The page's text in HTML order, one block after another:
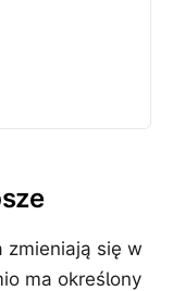
zmieniają się w
ma określony